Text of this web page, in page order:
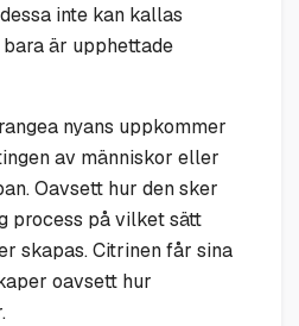
inte kan kallas
är upphettade
nyans uppkommer
av människor eller
Oavsett hur den sker
process på vilket sätt
skapas. Citrinen får sina
oavsett hur